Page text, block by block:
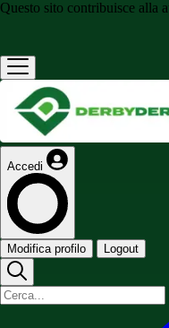
Questo sito contribuisce alla
Accedi
Modifica profilo Logout